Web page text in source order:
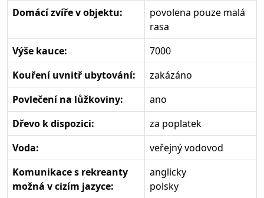
Domácí zvíře v objektu:
povolena pouze malá
rasa
Výše kauce:
7000
Kouření uvnitř ubytování:
zakázáno
Povlečení na lůžkoviny:
ano
Dřevo k dispozici:
za poplatek
Voda:
veřejný vodovod
Komunikace s rekreanty
možná v cizím jazyce:
anglicky
polsky